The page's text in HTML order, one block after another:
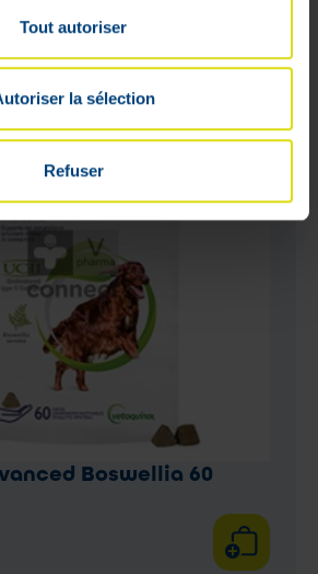
Tout autoriser
la sélection
Refuser
Boswellia 60